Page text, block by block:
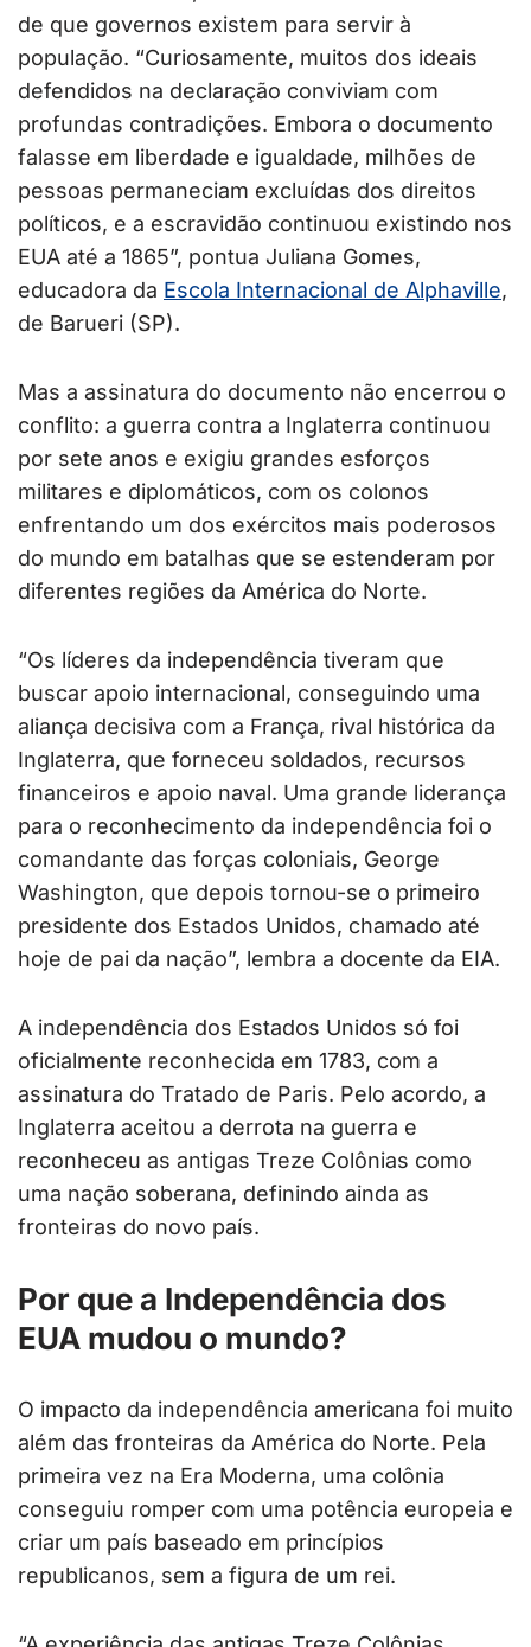
de que governos existem para servir à
população. “Curiosamente, muitos dos ideais
defendidos na declaração conviviam com
profundas contradições. Embora o documento
falasse em liberdade e igualdade, milhões de
pessoas permaneciam excluídas dos direitos
políticos, e a escravidão continuou existindo nos
EUA até a 1865”, pontua Juliana Gomes,
educadora da Escola Internacional de Alphaville,
de Barueri (SP).
Mas a assinatura do documento não encerrou o
conflito: a guerra contra a Inglaterra continuou
por sete anos e exigiu grandes esforços
militares e diplomáticos, com os colonos
enfrentando um dos exércitos mais poderosos
do mundo em batalhas que se estenderam por
diferentes regiões da América do Norte.
“Os líderes da independência tiveram que
buscar apoio internacional, conseguindo uma
aliança decisiva com a França, rival histórica da
Inglaterra, que forneceu soldados, recursos
financeiros e apoio naval. Uma grande liderança
para o reconhecimento da independência foi o
comandante das forças coloniais, George
Washington, que depois tornou-se o primeiro
presidente dos Estados Unidos, chamado até
hoje de pai da nação”, lembra a docente da EIA.
A independência dos Estados Unidos só foi
oficialmente reconhecida em 1783, com a
assinatura do Tratado de Paris. Pelo acordo, a
Inglaterra aceitou a derrota na guerra e
reconheceu as antigas Treze Colônias como
uma nação soberana, definindo ainda as
fronteiras do novo país.
Por que a Independência dos
EUA mudou o mundo?
O impacto da independência americana foi muito
além das fronteiras da América do Norte. Pela
primeira vez na Era Moderna, uma colônia
conseguiu romper com uma potência europeia e
criar um país baseado em princípios
republicanos, sem a figura de um rei.